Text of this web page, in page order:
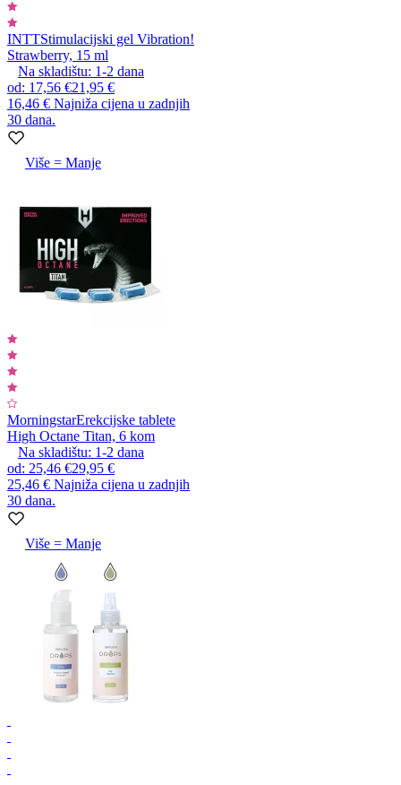
INTTStimulacijski gel Vibration!
Strawberry, 15 ml
Na skladištu: 1-2 dana
od: 17,56 €21,95 €
16,46 € Najniža cijena u zadnjih
30 dana.
Više = Manje
MorningstarErekcijske tablete
High Octane Titan, 6 kom
Na skladištu: 1-2 dana
od: 25,46 €29,95 €
25,46 € Najniža cijena u zadnjih
30 dana.
Više = Manje